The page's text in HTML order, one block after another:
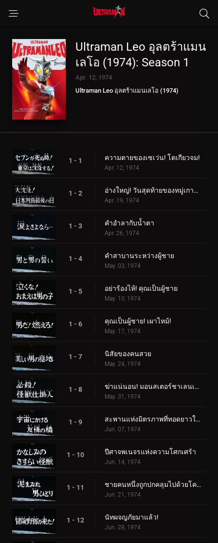
Ultraman Leo อุลตร้าแมน
เลโอ (1974): Season 1
Apr. 12, 1974
Ultraman Leo อุลตร้าแมนเลโอ (1974)
1 - 1 ความตายของเซเว่น! โตเกียวจม!
Apr. 12, 1974
1 - 2 อ่างใหญ่! วันสุดท้ายของหมู่เกาะญี่ปุ่น
Apr. 19, 1974
1 - 3 คำอำลากับน้ำตา
Apr. 26, 1974
1 - 4 คำสาบานระหว่างผู้ชาย
May. 03, 1974
1 - 5 อย่าร้องไห้! คุณเป็นผู้ชาย
May. 10, 1974
1 - 6 คุณเป็นผู้ชาย! เผาไหม้!
May. 17, 1974
1 - 7 นิสัยของคนสวย
May. 24, 1974
1 - 8 ฆ่าแน่นอน! มอนสเตอร์ชาเลนเจอร์!
May. 31, 1974
1 - 9 สะพานแห่งมิตรภาพที่ทอดยาวในอวกาศ
Jun. 07, 1974
1 - 10 ปีศาจพเนจรแห่งความโศกเศร้า
Jun. 14, 1974
1 - 11 ชายคนหนึ่งถูกปกคลุมไปด้วยโคลน
Jun. 21, 1974
1 - 12 นัทผจญภัยมาแล้ว!
Jun. 28, 1974